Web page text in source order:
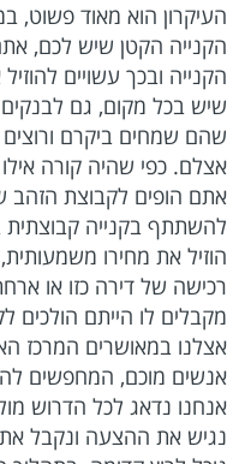
העיקרון הוא מאוד פשוט,
הקנייה הקטן שיש לכם,
הקנייה ובכך עשויים
שיש בכל מקום, גם
שהם שמחים ביקרם
אצלם. כפי שהיה קורה
אתם הופים לקבוצת הזהב
להשתתף בקנייה
הוזיל את מחירו
רכישה של דירה כזו או
מקבלים לו הייתם הולכים
אצלנו במאושרים המרכז
אנשים מוכם, המחפשים
אנחנו נדאג לכל הדרוש
נגיש את ההצעה ונקבל את